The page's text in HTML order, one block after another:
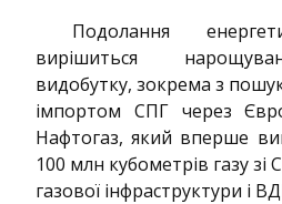
Подолання
вирішиться
видобутку, зокрема з
імпортом СПГ через
Нафтогаз, який вперше
100 млн кубометрів газу
газової інфраструктури і